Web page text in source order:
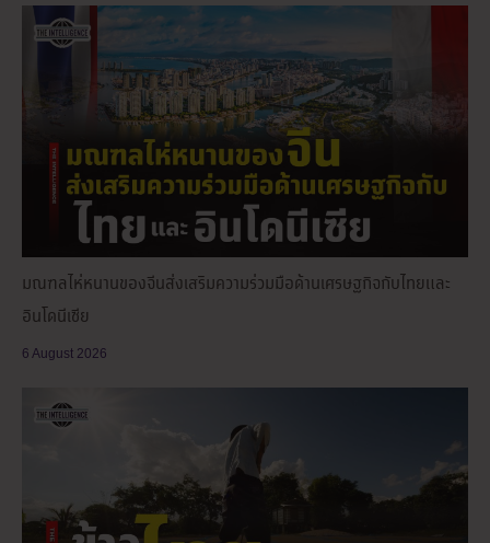
มณฑลไห่หนานของจีนส่งเสริมความร่วมมือด้านเศรษฐกิจกับไทยและ
อินโดนีเซีย
6 August 2026